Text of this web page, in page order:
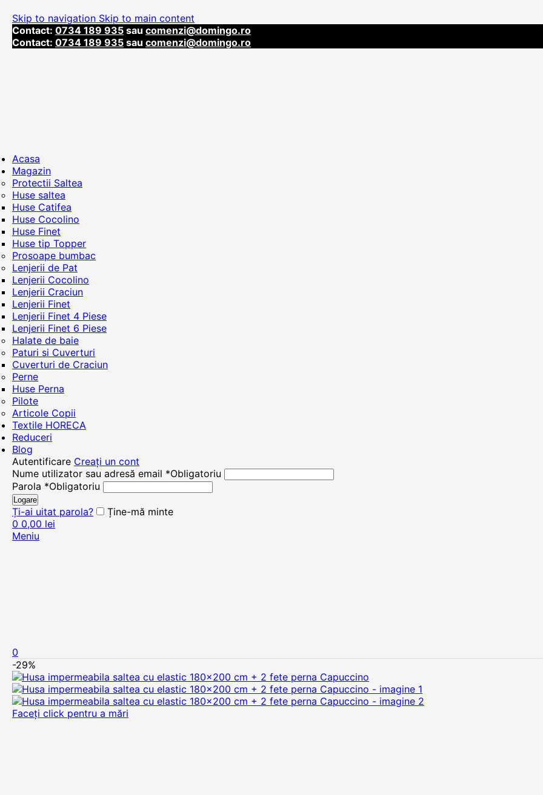
Skip to navigation Skip to main content
Contact: 0734 189 935 sau comenzi@domingo.ro
Contact: 0734 189 935 sau comenzi@domingo.ro
Acasa
Magazin
Protectii Saltea
Huse saltea
Huse Catifea
Huse Cocolino
Huse Finet
Huse tip Topper
Prosoape bumbac
Lenjerii de Pat
Lenjerii Cocolino
Lenjerii Craciun
Lenjerii Finet
Lenjerii Finet 4 Piese
Lenjerii Finet 6 Piese
Halate de baie
Paturi si Cuverturi
Cuverturi de Craciun
Perne
Huse Perna
Pilote
Articole Copii
Textile HORECA
Reduceri
Blog
Autentificare Creați un cont
Nume utilizator sau adresă email *Obligatoriu
Parola *Obligatoriu
Logare
Ți-ai uitat parola?
Ține-mă minte
0 0,00 lei
Meniu
0
-29%
Faceți click pentru a mări